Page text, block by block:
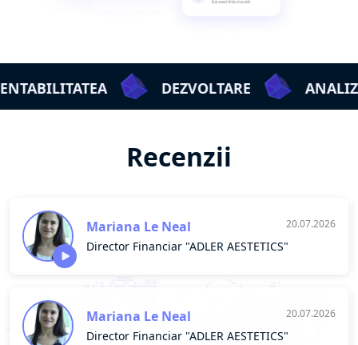
DEZVOLTARE ANALIZĂ
Recenzii
Mariana Le Neal 20.07.2026
Director Financiar "ADLER AESTETICS"
Mariana Le Neal 20.07.2026
Director Financiar "ADLER AESTETICS"